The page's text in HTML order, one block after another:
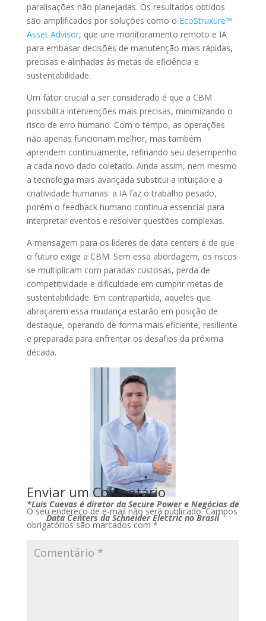
paralisações não planejadas. Os resultados obtidos
são amplificados por soluções como o EcoStruxure™
Asset Advisor, que une monitoramento remoto e IA
para embasar decisões de manutenção mais rápidas,
precisas e alinhadas às metas de eficiência e
sustentabilidade.
Um fator crucial a ser considerado é que a CBM
possibilita intervenções mais precisas, minimizando o
risco de erro humano. Com o tempo, as operações
não apenas funcionam melhor, mas também
aprendem continuamente, refinando seu desempenho
a cada novo dado coletado. Ainda assim, nem mesmo
a tecnologia mais avançada substitui a intuição e a
criatividade humanas: a IA faz o trabalho pesado,
porém o feedback humano continua essencial para
interpretar eventos e resolver questões complexas.
A mensagem para os líderes de data centers é de que
o futuro exige a CBM. Sem essa abordagem, os riscos
se multiplicam com paradas custosas, perda de
competitividade e dificuldade em cumprir metas de
sustentabilidade. Em contrapartida, aqueles que
abraçarem essa mudança estarão em posição de
destaque, operando de forma mais eficiente, resiliente
e preparada para enfrentar os desafios da próxima
década.
*Luis Cuevas é diretor da Secure Powere Negócios de
Data Centers da Schneider Electric no Brasil
Enviar um Comentário
O seu endereço de e-mail não será publicado. Campos
obrigatórios são marcados com*